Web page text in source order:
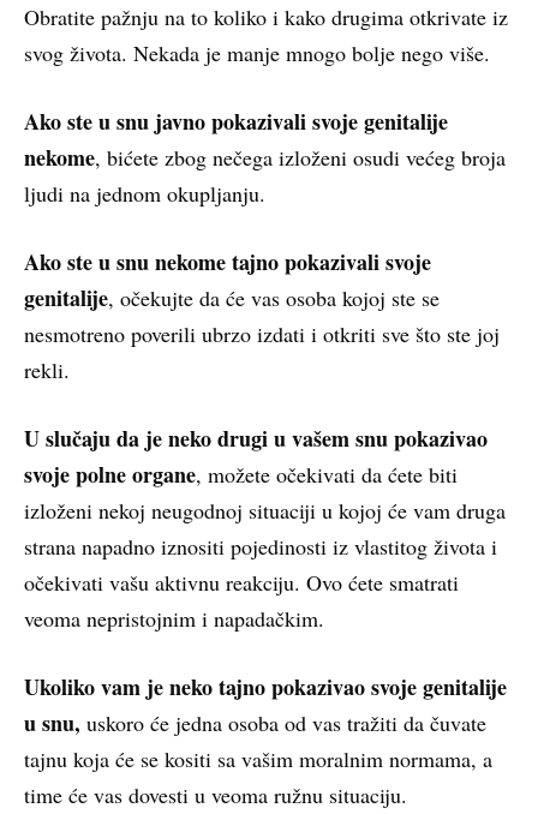
Obratite pažnju na to koliko i kako drugima otkrivate iz
svog života. Nekada je manje mnogo bolje nego više.
Ako ste u snu javno pokazivali svoje genitalije
nekome, bićete zbog nečega izloženi osudi većeg broja
ljudi na jednom okupljanju.
Ako ste u snu nekome tajno pokazivali svoje
genitalije, očekujte da će vas osoba kojoj ste se
nesmotreno poverili ubrzo izdati i otkriti sve što ste joj
rekli.
U slučaju da je neko drugi u vašem snu pokazivao
svoje polne organe, možete očekivati da ćete biti
izloženi nekoj neugodnoj situaciji u kojoj će vam druga
strana napadno iznositi pojedinosti iz vlastitog života i
očekivati vašu aktivnu reakciju. Ovo ćete smatrati
veoma nepristojnim i napadačkim.
Ukoliko vam je neko tajno pokazivao svoje genitalije
u snu, uskoro će jedna osoba od vas tražiti da čuvate
tajnu koja će se kositi sa vašim moralnim normama, a
time će vas dovesti u veoma ružnu situaciju.